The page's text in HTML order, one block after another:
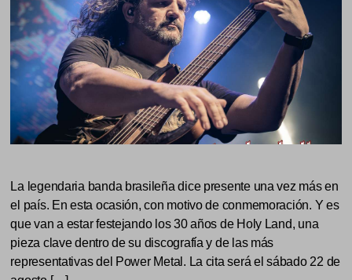
La legendaria banda brasileña dice presente una vez más en
el país. En esta ocasión, con motivo de conmemoración. Y es
que van a estar festejando los 30 años de Holy Land, una
pieza clave dentro de su discografía y de las más
representativas del Power Metal. La cita será el sábado 22 de